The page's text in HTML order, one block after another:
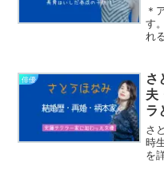
＊
す
れ
さ
れ
俳優
さ
夫
ラ
さ
時
を